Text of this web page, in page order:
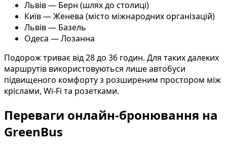
Львів — Берн (шлях до столиці)
Київ — Женева (місто міжнародних організацій)
Львів — Базель
Одеса — Лозанна
Подорож триває від 28 до 36 годин. Для таких далеких
маршрутів використовуються лише автобуси
підвищеного комфорту з розширеним простором між
кріслами, Wi-Fi та розетками.
Переваги онлайн-бронювання на
GreenBus